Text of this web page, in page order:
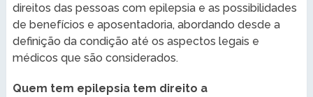
direitos das pessoas com epilepsia e as possibilidades
de benefícios e aposentadoria, abordando desde a
definição da condição até os aspectos legais e
médicos que são considerados.
Quem tem epilepsia tem direito a